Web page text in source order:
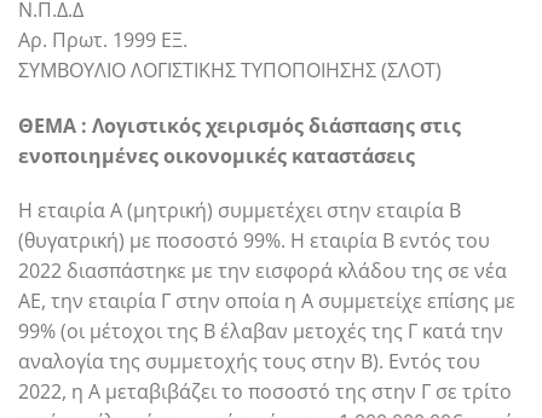
Ν.Π.Δ.Δ
Αρ. Πρωτ. 1999 ΕΞ.
ΣΥΜΒΟΥΛΙΟ ΛΟΓΙΣΤΙΚΗΣ ΤΥΠΟΠΟΙΗΣΗΣ (ΣΛΟΤ)
ΘΕΜΑ : Λογιστικός χειρισμός διάσπασης στις
ενοποιημένες οικονομικές καταστάσεις
Η εταιρία Α (μητρική) συμμετέχει στην εταιρία Β
(θυγατρική) με ποσοστό 99%. Η εταιρία Β εντός του
2022 διασπάστηκε με την εισφορά κλάδου της σε νέα
ΑΕ, την εταιρία Γ στην οποία η Α συμμετείχε επίσης με
99% (οι μέτοχοι της Β έλαβαν μετοχές της Γ κατά την
αναλογία της συμμετοχής τους στην Β). Εντός του
2022, η Α μεταβιβάζει το ποσοστό της στην Γ σε τρίτο